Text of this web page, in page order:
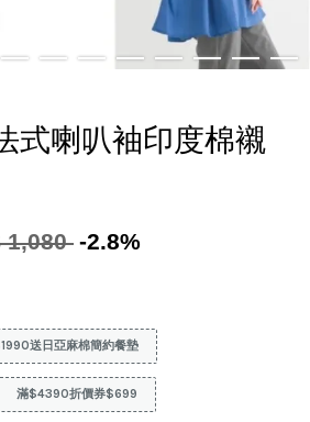
式喇叭袖印度棉襯
1,080 -2.8%
送日亞麻棉簡約餐墊
滿$4390折價券$699